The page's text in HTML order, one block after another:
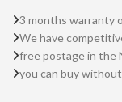
3 months warranty
We have
free postage in the
you can buy